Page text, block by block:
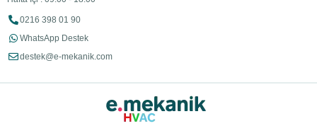
0216 398 01 90
WhatsApp Destek
destek@e-mekanik.com